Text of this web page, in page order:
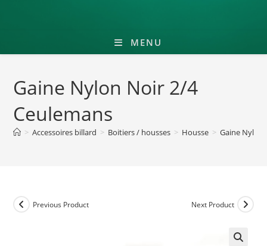
MENU
Gaine Nylon Noir 2/4
Ceulemans
> Accessoires billard > Boitiers / housses > Housse > Gaine Nylon
Previous Product Next Product